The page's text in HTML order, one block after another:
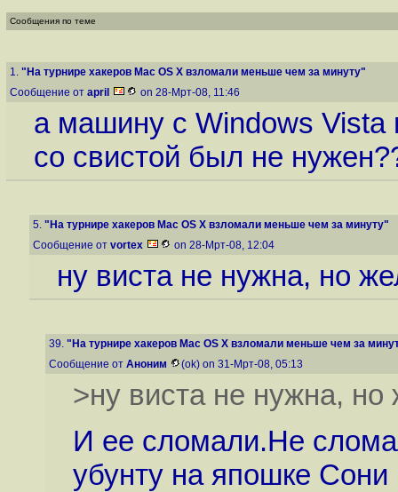
Сообщения по теме
1. "На турнире хакеров Mac OS X взломали меньше чем за минуту"
Сообщение от april on 28-Мрт-08, 11:46
а машину с Windows Vista
со свистой был не
5. "На турнире хакеров Mac OS X взломали меньше чем за минуту"
Сообщение от vortex on 28-Мрт-08, 12:04
ну виста не нужна, но
39. "На турнире хакеров Mac OS X взломали меньше чем за
Сообщение от Аноним (ok) on 31-Мрт-08, 05:13
>ну виста не нужна, но
И ее сломали.Не
убунту на япошке Сони